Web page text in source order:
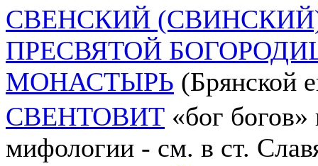
СВЕНСКИЙ
ПРЕСВЯТОЙ
МОНАСТЫРЬ (Брянской
СВЕНТОВИТ «бог богов»
мифологии - см. в ст.